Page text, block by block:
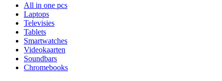
All in one pcs
Laptops
Televisies
Tablets
Smartwatches
Videokaarten
Soundbars
Chromebooks